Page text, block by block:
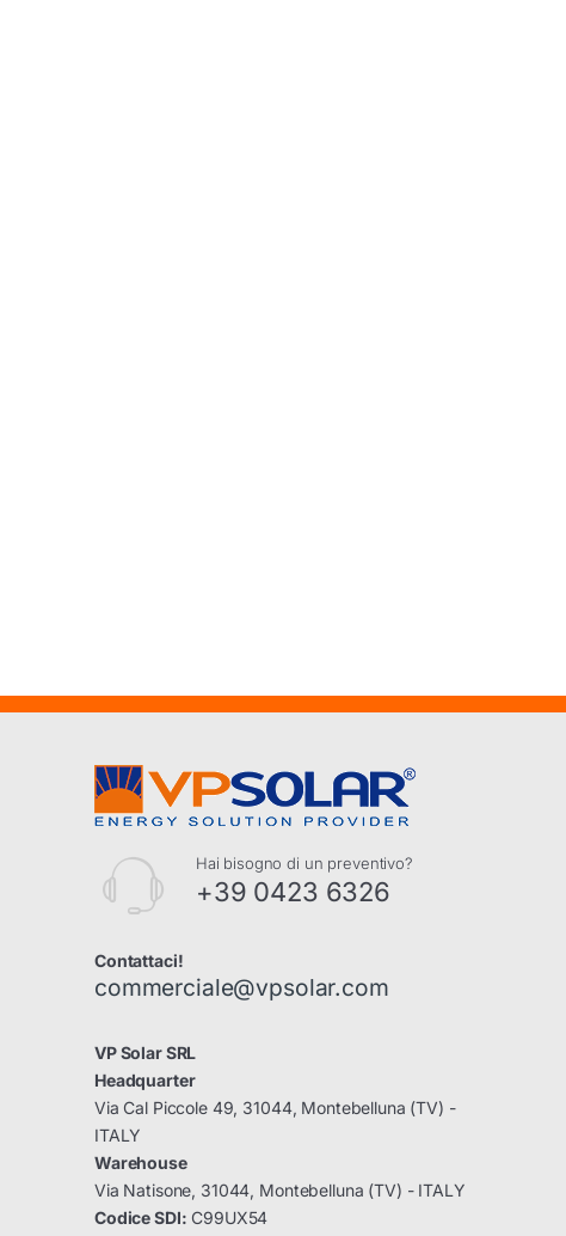
Hai bisogno di un preventivo?
+39 0423 6326
Contattaci!
commerciale@vpsolar.com
VP Solar SRL
Headquarter
Via Cal Piccole 49, 31044, Montebelluna (TV) -
ITALY
Warehouse
Via Natisone, 31044, Montebelluna (TV) - ITALY
Codice SDI: C99UX54